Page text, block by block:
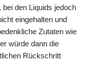
den Liquids jedoch
eingehalten und
Zutaten wie
würde dann die
Rückschritt